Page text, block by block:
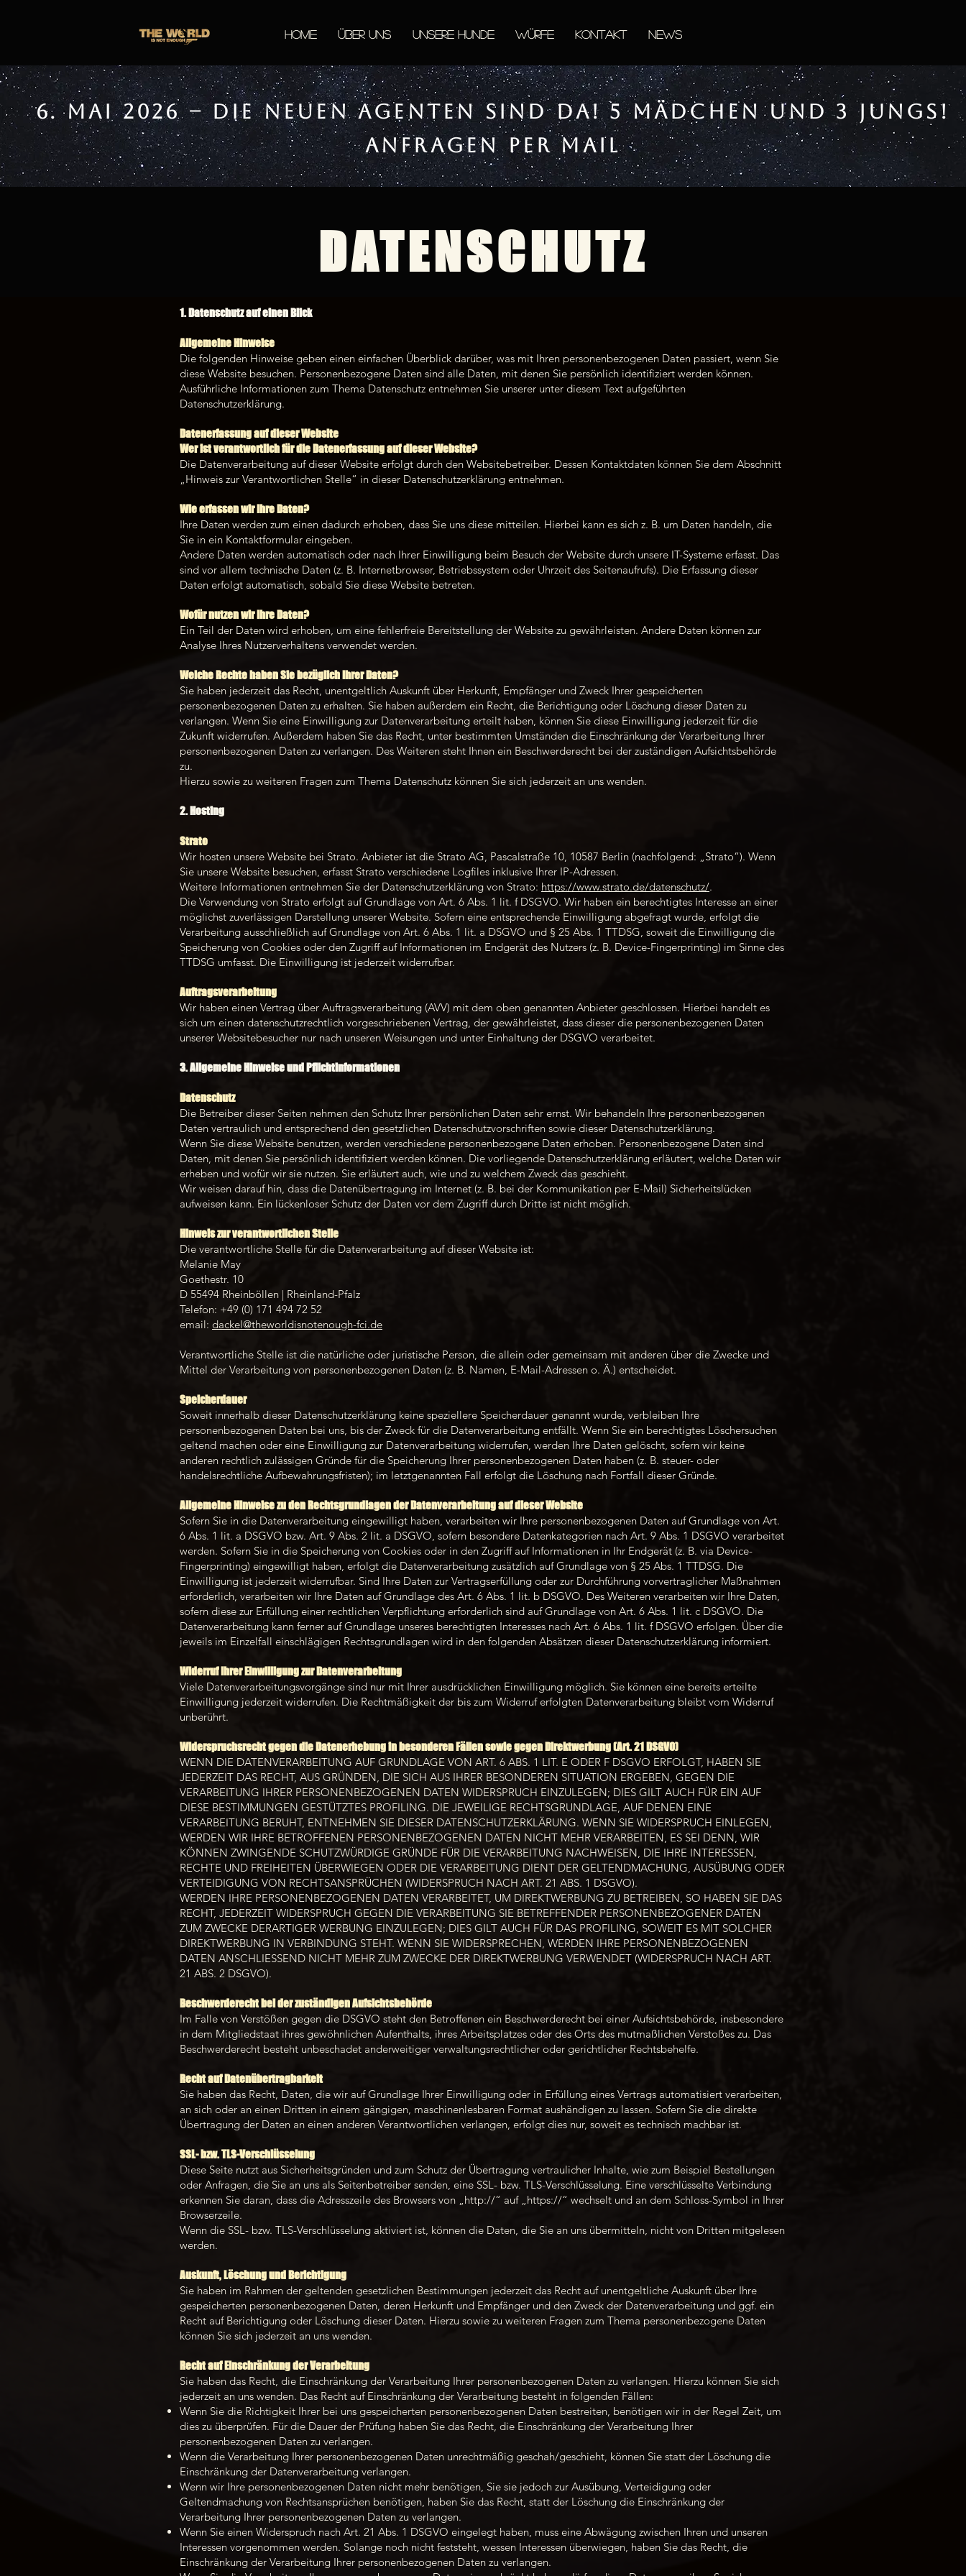
Home Über uns Unsere Hunde Würfe Kontakt News
6. Mai 2026 – Die neuen Agenten sind da! 5 Mädchen und 3 Jungs!
Anfragen per Mail
DATENSCHUTZ
1. Datenschutz auf einen Blick
Allgemeine Hinweise
Die folgenden Hinweise geben einen einfachen Überblick darüber, was mit Ihren personenbezogenen Daten passiert, wenn Sie
diese Website besuchen. Personenbezogene Daten sind alle Daten, mit denen Sie persönlich identifiziert werden können.
Ausführliche Informationen zum Thema Datenschutz entnehmen Sie unserer unter diesem Text aufgeführten
Datenschutzerklärung.
Datenerfassung auf dieser Website
Wer ist verantwortlich für die Datenerfassung auf dieser Website?
Die Datenverarbeitung auf dieser Website erfolgt durch den Websitebetreiber. Dessen Kontaktdaten können Sie dem Abschnitt
„Hinweis zur Verantwortlichen Stelle“ in dieser Datenschutzerklärung entnehmen.
Wie erfassen wir Ihre Daten?
Ihre Daten werden zum einen dadurch erhoben, dass Sie uns diese mitteilen. Hierbei kann es sich z. B. um Daten handeln, die
Sie in ein Kontaktformular eingeben.
Andere Daten werden automatisch oder nach Ihrer Einwilligung beim Besuch der Website durch unsere IT-Systeme erfasst. Das
sind vor allem technische Daten (z. B. Internetbrowser, Betriebssystem oder Uhrzeit des Seitenaufrufs). Die Erfassung dieser
Daten erfolgt automatisch, sobald Sie diese Website betreten.
Wofür nutzen wir Ihre Daten?
Ein Teil der Daten wird erhoben, um eine fehlerfreie Bereitstellung der Website zu gewährleisten. Andere Daten können zur
Analyse Ihres Nutzerverhaltens verwendet werden.
Welche Rechte haben Sie bezüglich Ihrer Daten?
Sie haben jederzeit das Recht, unentgeltlich Auskunft über Herkunft, Empfänger und Zweck Ihrer gespeicherten
personenbezogenen Daten zu erhalten. Sie haben außerdem ein Recht, die Berichtigung oder Löschung dieser Daten zu
verlangen. Wenn Sie eine Einwilligung zur Datenverarbeitung erteilt haben, können Sie diese Einwilligung jederzeit für die
Zukunft widerrufen. Außerdem haben Sie das Recht, unter bestimmten Umständen die Einschränkung der Verarbeitung Ihrer
personenbezogenen Daten zu verlangen. Des Weiteren steht Ihnen ein Beschwerderecht bei der zuständigen Aufsichtsbehörde
zu.
Hierzu sowie zu weiteren Fragen zum Thema Datenschutz können Sie sich jederzeit an uns wenden.
2. Hosting
Strato
Wir hosten unsere Website bei Strato. Anbieter ist die Strato AG, Pascalstraße 10, 10587 Berlin (nachfolgend: „Strato“). Wenn
Sie unsere Website besuchen, erfasst Strato verschiedene Logfiles inklusive Ihrer IP-Adressen.
Weitere Informationen entnehmen Sie der Datenschutzerklärung von Strato: https://www.strato.de/datenschutz/.
Die Verwendung von Strato erfolgt auf Grundlage von Art. 6 Abs. 1 lit. f DSGVO. Wir haben ein berechtigtes Interesse an einer
möglichst zuverlässigen Darstellung unserer Website. Sofern eine entsprechende Einwilligung abgefragt wurde, erfolgt die
Verarbeitung ausschließlich auf Grundlage von Art. 6 Abs. 1 lit. a DSGVO und § 25 Abs. 1 TTDSG, soweit die Einwilligung die
Speicherung von Cookies oder den Zugriff auf Informationen im Endgerät des Nutzers (z. B. Device-Fingerprinting) im Sinne des
TTDSG umfasst. Die Einwilligung ist jederzeit widerrufbar.
Auftragsverarbeitung
Wir haben einen Vertrag über Auftragsverarbeitung (AVV) mit dem oben genannten Anbieter geschlossen. Hierbei handelt es
sich um einen datenschutzrechtlich vorgeschriebenen Vertrag, der gewährleistet, dass dieser die personenbezogenen Daten
unserer Websitebesucher nur nach unseren Weisungen und unter Einhaltung der DSGVO verarbeitet.
3. Allgemeine Hinweise und Pflicht­informationen
Datenschutz
Die Betreiber dieser Seiten nehmen den Schutz Ihrer persönlichen Daten sehr ernst. Wir behandeln Ihre personenbezogenen
Daten vertraulich und entsprechend den gesetzlichen Datenschutzvorschriften sowie dieser Datenschutzerklärung.
Wenn Sie diese Website benutzen, werden verschiedene personenbezogene Daten erhoben. Personenbezogene Daten sind
Daten, mit denen Sie persönlich identifiziert werden können. Die vorliegende Datenschutzerklärung erläutert, welche Daten wir
erheben und wofür wir sie nutzen. Sie erläutert auch, wie und zu welchem Zweck das geschieht.
Wir weisen darauf hin, dass die Datenübertragung im Internet (z. B. bei der Kommunikation per E-Mail) Sicherheitslücken
aufweisen kann. Ein lückenloser Schutz der Daten vor dem Zugriff durch Dritte ist nicht möglich.
Hinweis zur verantwortlichen Stelle
Die verantwortliche Stelle für die Datenverarbeitung auf dieser Website ist:
Melanie May
Goethestr. 10
D 55494 Rheinböllen | Rheinland-Pfalz
Telefon: +49 (0) 171 494 72 52
email: dackel@theworldisnotenough-fci.de
Verantwortliche Stelle ist die natürliche oder juristische Person, die allein oder gemeinsam mit anderen über die Zwecke und
Mittel der Verarbeitung von personenbezogenen Daten (z. B. Namen, E-Mail-Adressen o. Ä.) entscheidet.
Speicherdauer
Soweit innerhalb dieser Datenschutzerklärung keine speziellere Speicherdauer genannt wurde, verbleiben Ihre
personenbezogenen Daten bei uns, bis der Zweck für die Datenverarbeitung entfällt. Wenn Sie ein berechtigtes Löschersuchen
geltend machen oder eine Einwilligung zur Datenverarbeitung widerrufen, werden Ihre Daten gelöscht, sofern wir keine
anderen rechtlich zulässigen Gründe für die Speicherung Ihrer personenbezogenen Daten haben (z. B. steuer- oder
handelsrechtliche Aufbewahrungsfristen); im letztgenannten Fall erfolgt die Löschung nach Fortfall dieser Gründe.
Allgemeine Hinweise zu den Rechtsgrundlagen der Datenverarbeitung auf dieser Website
Sofern Sie in die Datenverarbeitung eingewilligt haben, verarbeiten wir Ihre personenbezogenen Daten auf Grundlage von Art.
6 Abs. 1 lit. a DSGVO bzw. Art. 9 Abs. 2 lit. a DSGVO, sofern besondere Datenkategorien nach Art. 9 Abs. 1 DSGVO verarbeitet
werden. Sofern Sie in die Speicherung von Cookies oder in den Zugriff auf Informationen in Ihr Endgerät (z. B. via Device-
Fingerprinting) eingewilligt haben, erfolgt die Datenverarbeitung zusätzlich auf Grundlage von § 25 Abs. 1 TTDSG. Die
Einwilligung ist jederzeit widerrufbar. Sind Ihre Daten zur Vertragserfüllung oder zur Durchführung vorvertraglicher Maßnahmen
erforderlich, verarbeiten wir Ihre Daten auf Grundlage des Art. 6 Abs. 1 lit. b DSGVO. Des Weiteren verarbeiten wir Ihre Daten,
sofern diese zur Erfüllung einer rechtlichen Verpflichtung erforderlich sind auf Grundlage von Art. 6 Abs. 1 lit. c DSGVO. Die
Datenverarbeitung kann ferner auf Grundlage unseres berechtigten Interesses nach Art. 6 Abs. 1 lit. f DSGVO erfolgen. Über die
jeweils im Einzelfall einschlägigen Rechtsgrundlagen wird in den folgenden Absätzen dieser Datenschutzerklärung informiert.
Widerruf Ihrer Einwilligung zur Datenverarbeitung
Viele Datenverarbeitungsvorgänge sind nur mit Ihrer ausdrücklichen Einwilligung möglich. Sie können eine bereits erteilte
Einwilligung jederzeit widerrufen. Die Rechtmäßigkeit der bis zum Widerruf erfolgten Datenverarbeitung bleibt vom Widerruf
unberührt.
Widerspruchsrecht gegen die Datenerhebung in besonderen Fällen sowie gegen Direktwerbung (Art. 21 DSGVO)
WENN DIE DATENVERARBEITUNG AUF GRUNDLAGE VON ART. 6 ABS. 1 LIT. E ODER F DSGVO ERFOLGT, HABEN SIE
JEDERZEIT DAS RECHT, AUS GRÜNDEN, DIE SICH AUS IHRER BESONDEREN SITUATION ERGEBEN, GEGEN DIE
VERARBEITUNG IHRER PERSONENBEZOGENEN DATEN WIDERSPRUCH EINZULEGEN; DIES GILT AUCH FÜR EIN AUF
DIESE BESTIMMUNGEN GESTÜTZTES PROFILING. DIE JEWEILIGE RECHTSGRUNDLAGE, AUF DENEN EINE
VERARBEITUNG BERUHT, ENTNEHMEN SIE DIESER DATENSCHUTZERKLÄRUNG. WENN SIE WIDERSPRUCH EINLEGEN,
WERDEN WIR IHRE BETROFFENEN PERSONENBEZOGENEN DATEN NICHT MEHR VERARBEITEN, ES SEI DENN, WIR
KÖNNEN ZWINGENDE SCHUTZWÜRDIGE GRÜNDE FÜR DIE VERARBEITUNG NACHWEISEN, DIE IHRE INTERESSEN,
RECHTE UND FREIHEITEN ÜBERWIEGEN ODER DIE VERARBEITUNG DIENT DER GELTENDMACHUNG, AUSÜBUNG ODER
VERTEIDIGUNG VON RECHTSANSPRÜCHEN (WIDERSPRUCH NACH ART. 21 ABS. 1 DSGVO).
WERDEN IHRE PERSONENBEZOGENEN DATEN VERARBEITET, UM DIREKTWERBUNG ZU BETREIBEN, SO HABEN SIE DAS
RECHT, JEDERZEIT WIDERSPRUCH GEGEN DIE VERARBEITUNG SIE BETREFFENDER PERSONENBEZOGENER DATEN
ZUM ZWECKE DERARTIGER WERBUNG EINZULEGEN; DIES GILT AUCH FÜR DAS PROFILING, SOWEIT ES MIT SOLCHER
DIREKTWERBUNG IN VERBINDUNG STEHT. WENN SIE WIDERSPRECHEN, WERDEN IHRE PERSONENBEZOGENEN
DATEN ANSCHLIESSEND NICHT MEHR ZUM ZWECKE DER DIREKTWERBUNG VERWENDET (WIDERSPRUCH NACH ART.
21 ABS. 2 DSGVO).
Beschwerde­recht bei der zuständigen Aufsichts­behörde
Im Falle von Verstößen gegen die DSGVO steht den Betroffenen ein Beschwerderecht bei einer Aufsichtsbehörde, insbesondere
in dem Mitgliedstaat ihres gewöhnlichen Aufenthalts, ihres Arbeitsplatzes oder des Orts des mutmaßlichen Verstoßes zu. Das
Beschwerderecht besteht unbeschadet anderweitiger verwaltungsrechtlicher oder gerichtlicher Rechtsbehelfe.
Recht auf Daten­übertrag­barkeit
Sie haben das Recht, Daten, die wir auf Grundlage Ihrer Einwilligung oder in Erfüllung eines Vertrags automatisiert verarbeiten,
an sich oder an einen Dritten in einem gängigen, maschinenlesbaren Format aushändigen zu lassen. Sofern Sie die direkte
Übertragung der Daten an einen anderen Verantwortlichen verlangen, erfolgt dies nur, soweit es technisch machbar ist.
SSL- bzw. TLS-Verschlüsselung
Diese Seite nutzt aus Sicherheitsgründen und zum Schutz der Übertragung vertraulicher Inhalte, wie zum Beispiel Bestellungen
oder Anfragen, die Sie an uns als Seitenbetreiber senden, eine SSL- bzw. TLS-Verschlüsselung. Eine verschlüsselte Verbindung
erkennen Sie daran, dass die Adresszeile des Browsers von „http://“ auf „https://“ wechselt und an dem Schloss-Symbol in Ihrer
Browserzeile.
Wenn die SSL- bzw. TLS-Verschlüsselung aktiviert ist, können die Daten, die Sie an uns übermitteln, nicht von Dritten mitgelesen
werden.
Auskunft, Löschung und Berichtigung
Sie haben im Rahmen der geltenden gesetzlichen Bestimmungen jederzeit das Recht auf unentgeltliche Auskunft über Ihre
gespeicherten personenbezogenen Daten, deren Herkunft und Empfänger und den Zweck der Datenverarbeitung und ggf. ein
Recht auf Berichtigung oder Löschung dieser Daten. Hierzu sowie zu weiteren Fragen zum Thema personenbezogene Daten
können Sie sich jederzeit an uns wenden.
Recht auf Einschränkung der Verarbeitung
Sie haben das Recht, die Einschränkung der Verarbeitung Ihrer personenbezogenen Daten zu verlangen. Hierzu können Sie sich
jederzeit an uns wenden. Das Recht auf Einschränkung der Verarbeitung besteht in folgenden Fällen:
Wenn Sie die Richtigkeit Ihrer bei uns gespeicherten personenbezogenen Daten bestreiten, benötigen wir in der Regel Zeit, um
dies zu überprüfen. Für die Dauer der Prüfung haben Sie das Recht, die Einschränkung der Verarbeitung Ihrer
personenbezogenen Daten zu verlangen.
Wenn die Verarbeitung Ihrer personenbezogenen Daten unrechtmäßig geschah/geschieht, können Sie statt der Löschung die
Einschränkung der Datenverarbeitung verlangen.
Wenn wir Ihre personenbezogenen Daten nicht mehr benötigen, Sie sie jedoch zur Ausübung, Verteidigung oder
Geltendmachung von Rechtsansprüchen benötigen, haben Sie das Recht, statt der Löschung die Einschränkung der
Verarbeitung Ihrer personenbezogenen Daten zu verlangen.
Wenn Sie einen Widerspruch nach Art. 21 Abs. 1 DSGVO eingelegt haben, muss eine Abwägung zwischen Ihren und unseren
Interessen vorgenommen werden. Solange noch nicht feststeht, wessen Interessen überwiegen, haben Sie das Recht, die
Einschränkung der Verarbeitung Ihrer personenbezogenen Daten zu verlangen.